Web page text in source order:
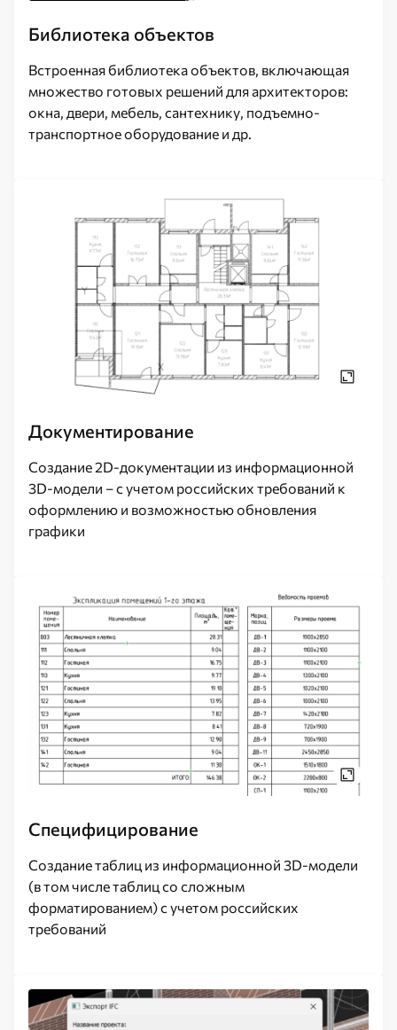
Библиотека объектов
Встроенная библиотека объектов, включающая
множество готовых решений для архитекторов:
окна, двери, мебель, сантехнику, подъемно-
транспортное оборудование и др.
Документирование
Создание 2D-документации из информационной
3D-модели – с учетом российских требований к
оформлению и возможностью обновления
графики
Специфицирование
Создание таблиц из информационной 3D-модели
(в том числе таблиц со сложным
форматированием) с учетом российских
требований